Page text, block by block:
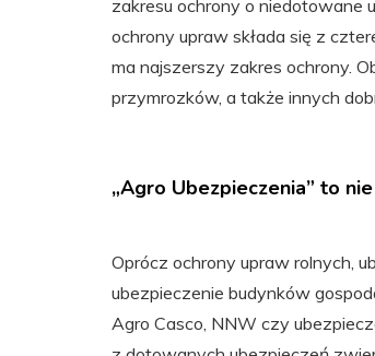
zakresu ochrony o niedotowane
ochrony upraw składa się z
ma najszerszy zakres ochrony.
przymrozków, a także innych
„Agro Ubezpieczenia” to
Oprócz ochrony upraw rolnych,
ubezpieczenie budynków
Agro Casco, NNW czy